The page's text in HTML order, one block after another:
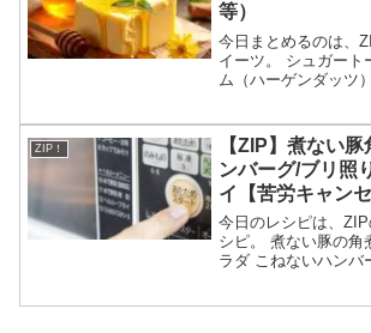
等）
今日まとめるのは、
イーツ。 シュガート
ム（ハーゲンダッツ
てです。（放送前は
ジです）Z...
ZIP！
【ZIP】煮ない
ンバーグ/ブリ照
イ【苦労キャン
今日のレシピは、
シピ。 煮ない豚の角
ラダ こねないハンバ